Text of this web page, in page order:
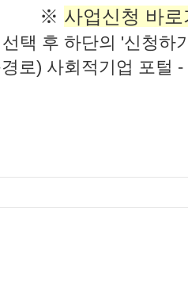
※ 사업신청 바로
택 후 하단의 '신청하
로) 사회적기업 포털